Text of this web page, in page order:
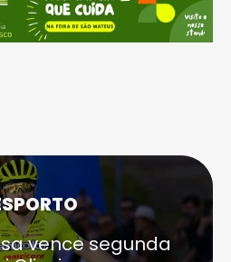
vence segunda